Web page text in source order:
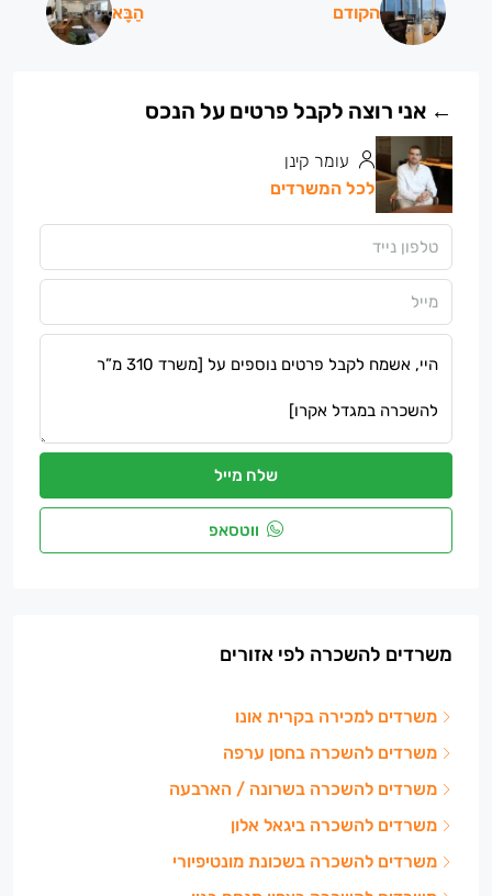
הקודם הַבָּא
עומר קינן
לכל המשרדים
שלח מייל
ווטסאפ
משרדים להשכרה לפי אזורים
משרדים למכירה בקרית אונו
משרדים להשכרה בחסן ערפה
משרדים להשכרה בשרונה / הארבעה
משרדים להשכרה ביגאל אלון
משרדים להשכרה בשכונת מונטיפיורי